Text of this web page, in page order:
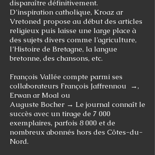
disparaître définitivement.
D’inspiration catholique, Kroaz ar
Vretoned propose au début des articles
religieux puis laisse une large place à
des sujets divers comme l’agriculture,
l’Histoire de Bretagne, la langue
bretonne, des chansons, etc.
François Vallée compte parmi ses
collaborateurs François Jaffrennou →,
Erwan ar Moal ou
Auguste Bocher → Le journal connaît le
succès avec un tirage de 7 000
exemplaires, parfois 8 000 et de
nombreux abonnés hors des Côtes-du-
Nord.